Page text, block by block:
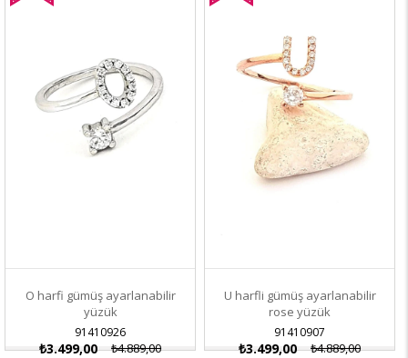
O harfi gümüş ayarlanabilir
yüzük
91410926
₺3.499,00 ₺4.889,00
U harfli gümüş ayarlanabilir
rose yüzük
91410907
₺3.499,00 ₺4.889,00